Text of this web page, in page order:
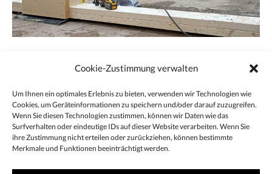
Cookie-Zustimmung verwalten
Um Ihnen ein optimales Erlebnis zu bieten, verwenden wir Technologien wie
Cookies, um Geräteinformationen zu speichern und/oder darauf zuzugreifen.
Wenn Sie diesen Technologien zustimmen, können wir Daten wie das
Surfverhalten oder eindeutige IDs auf dieser Website verarbeiten. Wenn Sie
ihre Zustimmung nicht erteilen oder zurückziehen, können bestimmte
Merkmale und Funktionen beeinträchtigt werden.
Alten Hofschreinerei Wallerstein.
Parallel dazu schreitet auch die Fassadensanierung voran: Die
elementierten, vorgefertigten Fassadenelemente werden montiert
und die Dachelemente angeliefert.